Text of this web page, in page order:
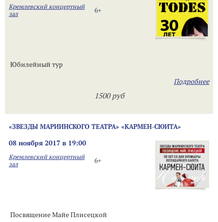
6+
Кремлевский концертный
зал
Юбилейный тур
Подробнее
1500 руб
«ЗВЕЗДЫ МАРИИНСКОГО ТЕАТРА» «КАРМЕН-СЮИТА»
08 ноября 2017 в 19:00
6+
Кремлевский концертный
зал
Посвящение Майе Плисецкой